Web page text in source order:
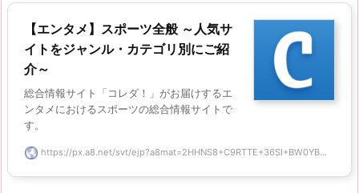
【エンタメ】スポーツ全般 ～人気サ
イトをジャンル・カテゴリ別にご紹
介～
総合情報サイト「コレダ！」がお届けするエ
ンタメにおけるスポーツの総合情報サイトで
す。
https://px.a8.net/svt/ejp?a8mat=2HHNS8+C9RTTE+36SI+BW0YB...